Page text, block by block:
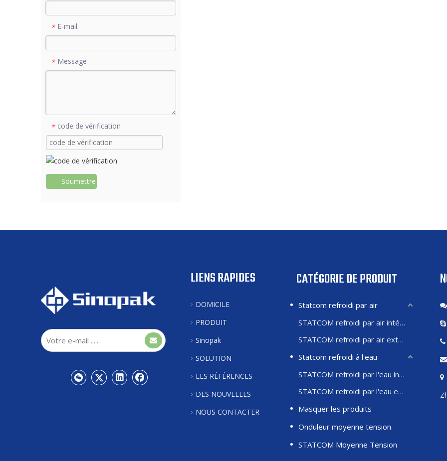
* E-mail
* Message
* code de vérification
Soumettre
LIENS RAPIDES
DOMICILE
PRODUIT
Sinopak
SOLUTION
LES RÉFÉRENCES
DES NOUVELLES
NOUS CONTACTER
CATÉGORIE DE PRODUIT
Statcom refroidi par air
STATCOM refroidi par air intérieur
STATCOM refroidi par air extérieur
Statcom refroidi à l'eau
STATCOM refroidi par l'eau intérieure
STATCOM refroidi par l'eau extérieure
Masquer les produits
Onduleur moyenne tension
STATCOM Moyenne Tension
